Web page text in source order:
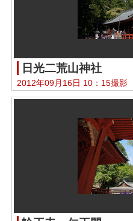
日光二荒山神社
2012年09月16日 10：15撮影